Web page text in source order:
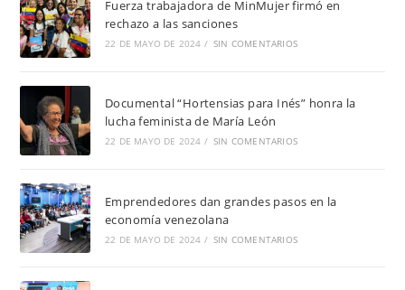
Fuerza trabajadora de MinMujer firmó en
rechazo a las sanciones
22 DE MAYO DE 2024 / SIN COMENTARIOS
Documental “Hortensias para Inés” honra la
lucha feminista de María León
22 DE MAYO DE 2024 / SIN COMENTARIOS
Emprendedores dan grandes pasos en la
economía venezolana
22 DE MAYO DE 2024 / SIN COMENTARIOS